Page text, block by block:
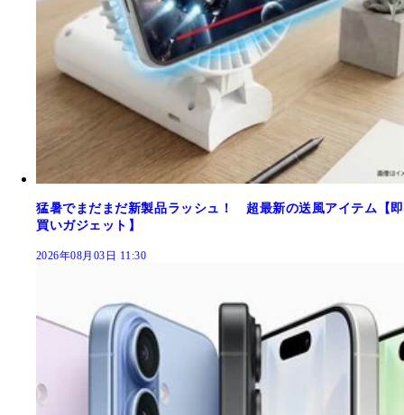
猛暑でまだまだ新製品ラッシュ！ 超最新の送風アイテム【即
買いガジェット】
2026年08月03日 11:30